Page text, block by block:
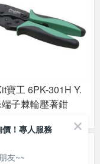
寶工 6PK-301H Y.
子棘輪壓著鉗
！專人服務
友~~